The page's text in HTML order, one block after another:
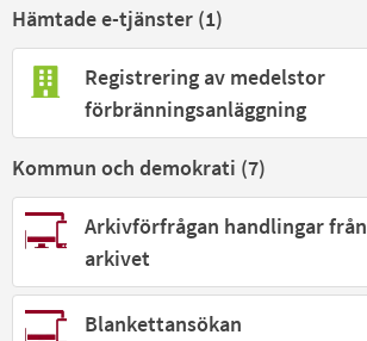
Hämtade e-tjänster (1)
Registrering av medelstor
förbränningsanläggning
Kommun och demokrati (7)
Arkivförfrågan handlingar från
arkivet
Blankettansökan